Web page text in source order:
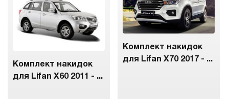
Комплект накидок
для Lifan X60 2011 - ...
Комплект накидок
для Lifan X70 2017 - ...